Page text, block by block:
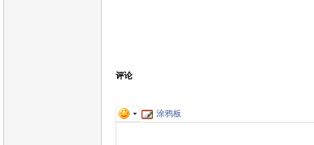
评论
涂鸦板